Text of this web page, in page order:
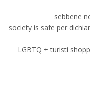
sebbene
society is safe per
LGBTQ + turisti